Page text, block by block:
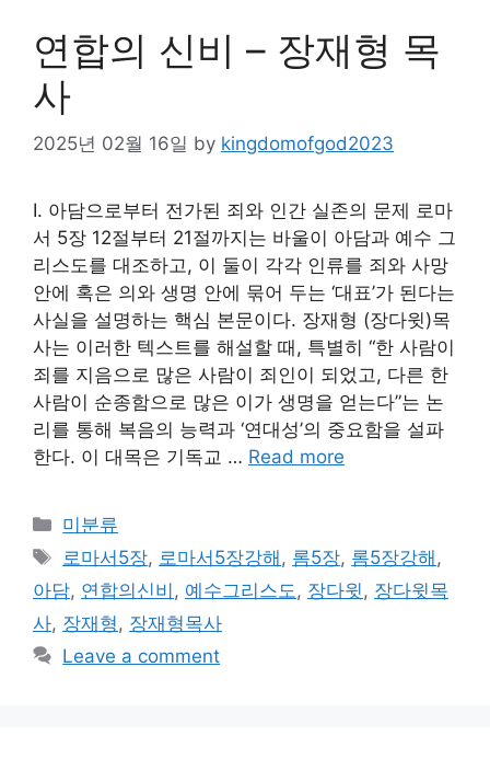
연합의 신비 – 장재형 목
사
2025년 02월 16일 by kingdomofgod2023
Ⅰ. 아담으로부터 전가된 죄와 인간 실존의 문제 로마
서 5장 12절부터 21절까지는 바울이 아담과 예수 그
리스도를 대조하고, 이 둘이 각각 인류를 죄와 사망
안에 혹은 의와 생명 안에 묶어 두는 ‘대표’가 된다는
사실을 설명하는 핵심 본문이다. 장재형 (장다윗)목
사는 이러한 텍스트를 해설할 때, 특별히 “한 사람이
죄를 지음으로 많은 사람이 죄인이 되었고, 다른 한
사람이 순종함으로 많은 이가 생명을 얻는다”는 논
리를 통해 복음의 능력과 ‘연대성’의 중요함을 설파
한다. 이 대목은 기독교 … Read more
Categories
미분류
Tags
로마서5장, 로마서5장강해 , 롬5장, 롬5장강해 ,
아담, 연합의신비 , 예수그리스도, 장다윗, 장다윗목
사, 장재형, 장재형목사
Leave a comment